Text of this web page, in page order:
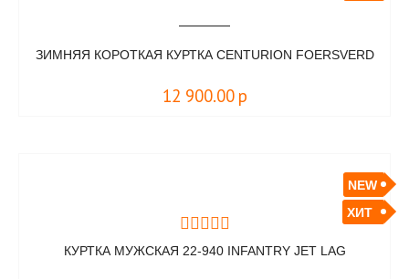
ЗИМНЯЯ КОРОТКАЯ КУРТКА CENTURION FOERSVERD
12 900.00 р
NEW
ХИТ
КУРТКА МУЖСКАЯ 22-940 INFANTRY JET LAG